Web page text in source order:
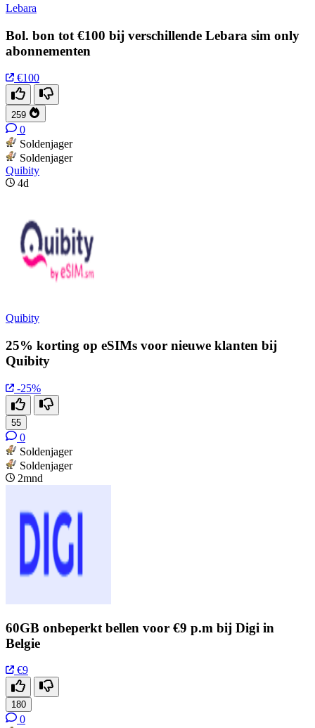
Lebara
Bol. bon tot €100 bij verschillende Lebara sim only
abonnementen
€100
259
0
Soldenjager
Soldenjager
Quibity
4d
Quibity
25% korting op eSIMs voor nieuwe klanten bij
Quibity
-25%
55
0
Soldenjager
Soldenjager
2mnd
60GB onbeperkt bellen voor €9 p.m bij Digi in
Belgie
€9
180
0